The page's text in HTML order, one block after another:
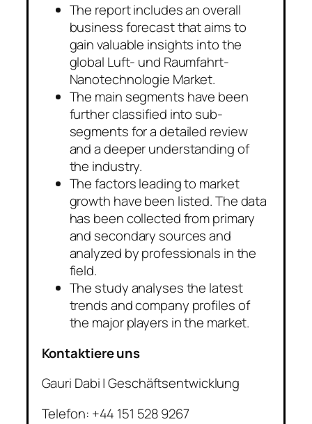
The report includes an overall
business forecast that aims to
gain valuable insights into the
global Luft- und Raumfahrt-
Nanotechnologie Market.
The main segments have been
further classified into sub-
segments for a detailed review
and a deeper understanding of
the industry.
The factors leading to market
growth have been listed. The data
has been collected from primary
and secondary sources and
analyzed by professionals in the
field.
The study analyses the latest
trends and company profiles of
the major players in the market.
Kontaktiere uns
Gauri Dabi | Geschäftsentwicklung
Telefon: +44 151 528 9267